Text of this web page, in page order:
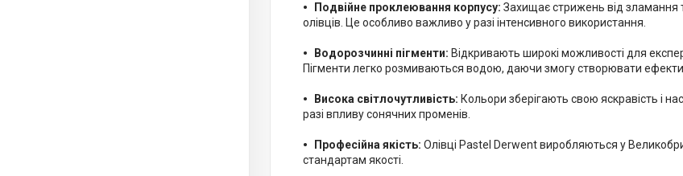
Подвійне проклеювання корпусу: Захищає стрижень від зламання
олівців. Це особливо важливо у разі інтенсивного використання.
Водорозчинні пігменти: Відкривають широкі можливості для
Пігменти легко розмиваються водою, даючи змогу створювати ефекти
Висока світлочутливість: Кольори зберігають свою яскравість і
разі впливу сонячних променів.
Професійна якість: Олівці Pastel Derwent виробляються у
стандартам якості.